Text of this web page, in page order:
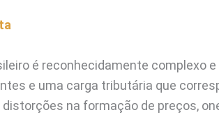
é reconhecidamente complexo
e uma carga tributária que
na formação de preços,